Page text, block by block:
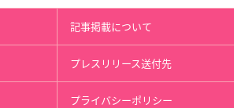
記事掲載について
プレスリリース送付先
プライバシーポリシー